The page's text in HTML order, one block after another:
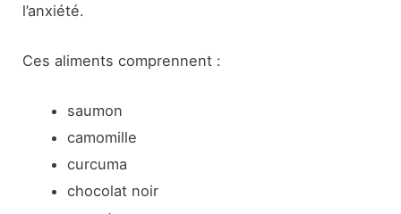
l’anxiété.
Ces aliments comprennent :
saumon
camomille
curcuma
chocolat noir